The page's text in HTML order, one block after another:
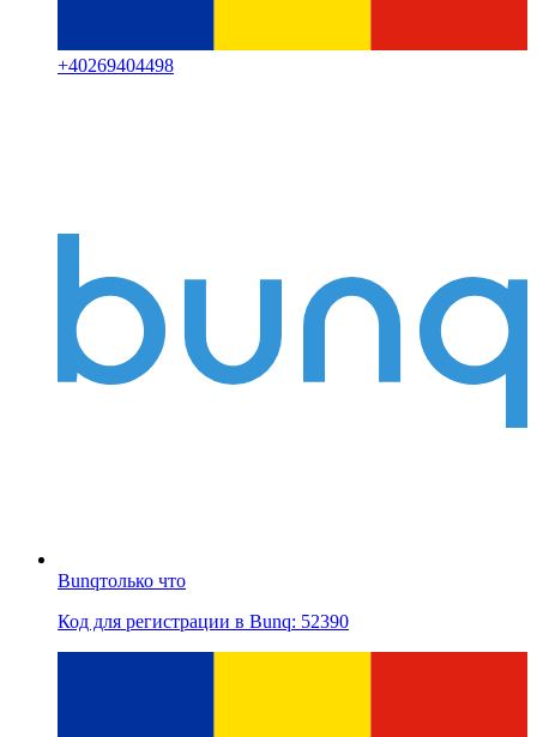
+40269404498
Bunqтолько что
Код для регистрации в Bunq: 52390